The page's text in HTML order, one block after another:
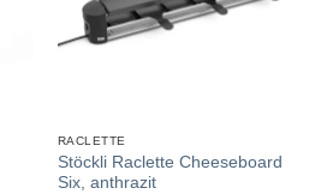
RACLETTE
Stöckli Raclette Cheeseboard
Six, anthrazit